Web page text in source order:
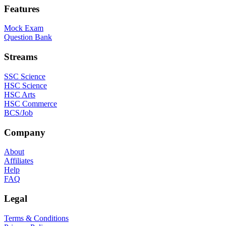
Features
Mock Exam
Question Bank
Streams
SSC Science
HSC Science
HSC Arts
HSC Commerce
BCS/Job
Company
About
Affiliates
Help
FAQ
Legal
Terms & Conditions